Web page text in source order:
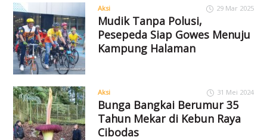
Aksi 29 Mar 2025
Mudik Tanpa Polusi,
Pesepeda Siap Gowes Menuju
Kampung Halaman
Aksi 31 Mei 2024
Bunga Bangkai Berumur 35
Tahun Mekar di Kebun Raya
Cibodas